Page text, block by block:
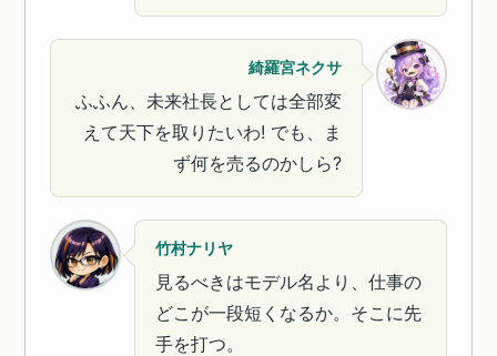
綺羅宮ネクサ
ふふん、未来社長としては全部変
えて天下を取りたいわ! でも、ま
ず何を売るのかしら?
竹村ナリヤ
見るべきはモデル名より、仕事の
どこが一段短くなるか。そこに先
手を打つ。